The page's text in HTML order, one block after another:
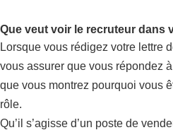
Que veut voir le recruteur dans
Lorsque vous rédigez votre lettre
vous assurer que vous répondez
que vous montrez pourquoi vous
rôle.
Qu’il s’agisse d’un poste de